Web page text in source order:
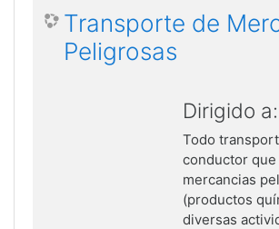
Transporte de
Peligrosas
Dirigido a:
Todo
conductor
mercancias
(productos
diversas